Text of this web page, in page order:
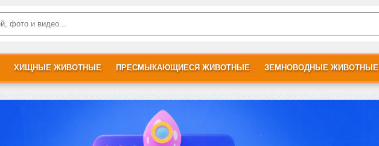
ХИЩНЫЕ ЖИВОТНЫЕ ПРЕСМЫКАЮЩИЕСЯ ЖИВОТНЫЕ ЗЕМНОВОДНЫЕ ЖИВОТНЫЕ